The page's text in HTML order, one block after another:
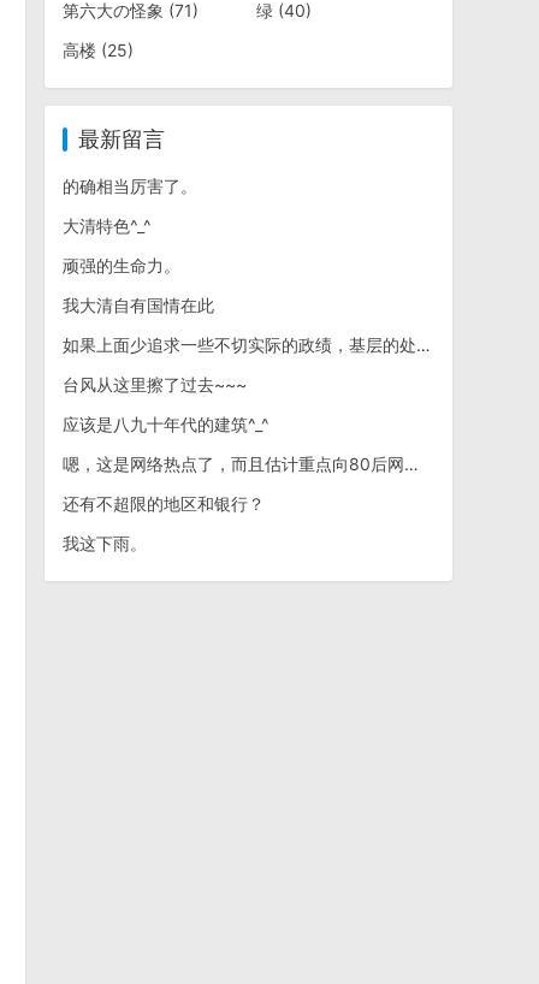
第六大の怪象 (71) 绿(40)
高楼 (25)
最新留言
的确相当厉害了。
大清特色^_^
顽强的生命力。
我大清自有国情在此
如果上面少追求一些不切实际的政绩，基层的处境预计会有明显改善~~~
台风从这里擦了过去~~~
应该是八九十年代的建筑^_^
嗯，这是网络热点了，而且估计重点向80后网友推送^_^
还有不超限的地区和银行？
我这下雨。